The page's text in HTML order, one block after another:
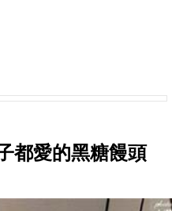
都愛的黑糖饅頭